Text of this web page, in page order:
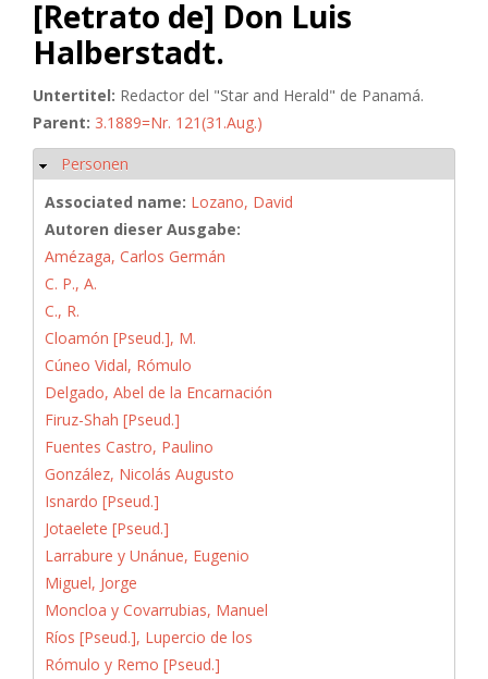
[Retrato de] Don Luis
Halberstadt.
Untertitel: Redactor del "Star and Herald" de Panamá.
Parent: 3.1889=Nr. 121(31.Aug.)
Hide
Personen
Associated name: Lozano, David
Autoren dieser Ausgabe:
Amézaga, Carlos Germán
C. P., A.
C., R.
Cloamón [Pseud.], M.
Cúneo Vidal, Rómulo
Delgado, Abel de la Encarnación
Firuz-Shah [Pseud.]
Fuentes Castro, Paulino
González, Nicolás Augusto
Isnardo [Pseud.]
Jotaelete [Pseud.]
Larrabure y Unánue, Eugenio
Miguel, Jorge
Moncloa y Covarrubias, Manuel
Ríos [Pseud.], Lupercio de los
Rómulo y Remo [Pseud.]